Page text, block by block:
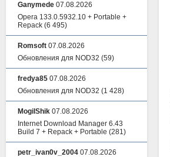
Ganymede 07.08.2026
Opera 133.0.5932.10 + Portable +
Repack (6 495)
Romsoft 07.08.2026
Обновления для NOD32 (59)
fredya85 07.08.2026
Обновления для NOD32 (1 428)
MogilShik 07.08.2026
Internet Download Manager 6.43
Build 7 + Repack + Portable (281)
petr_ivan0v_2004 07.08.2026